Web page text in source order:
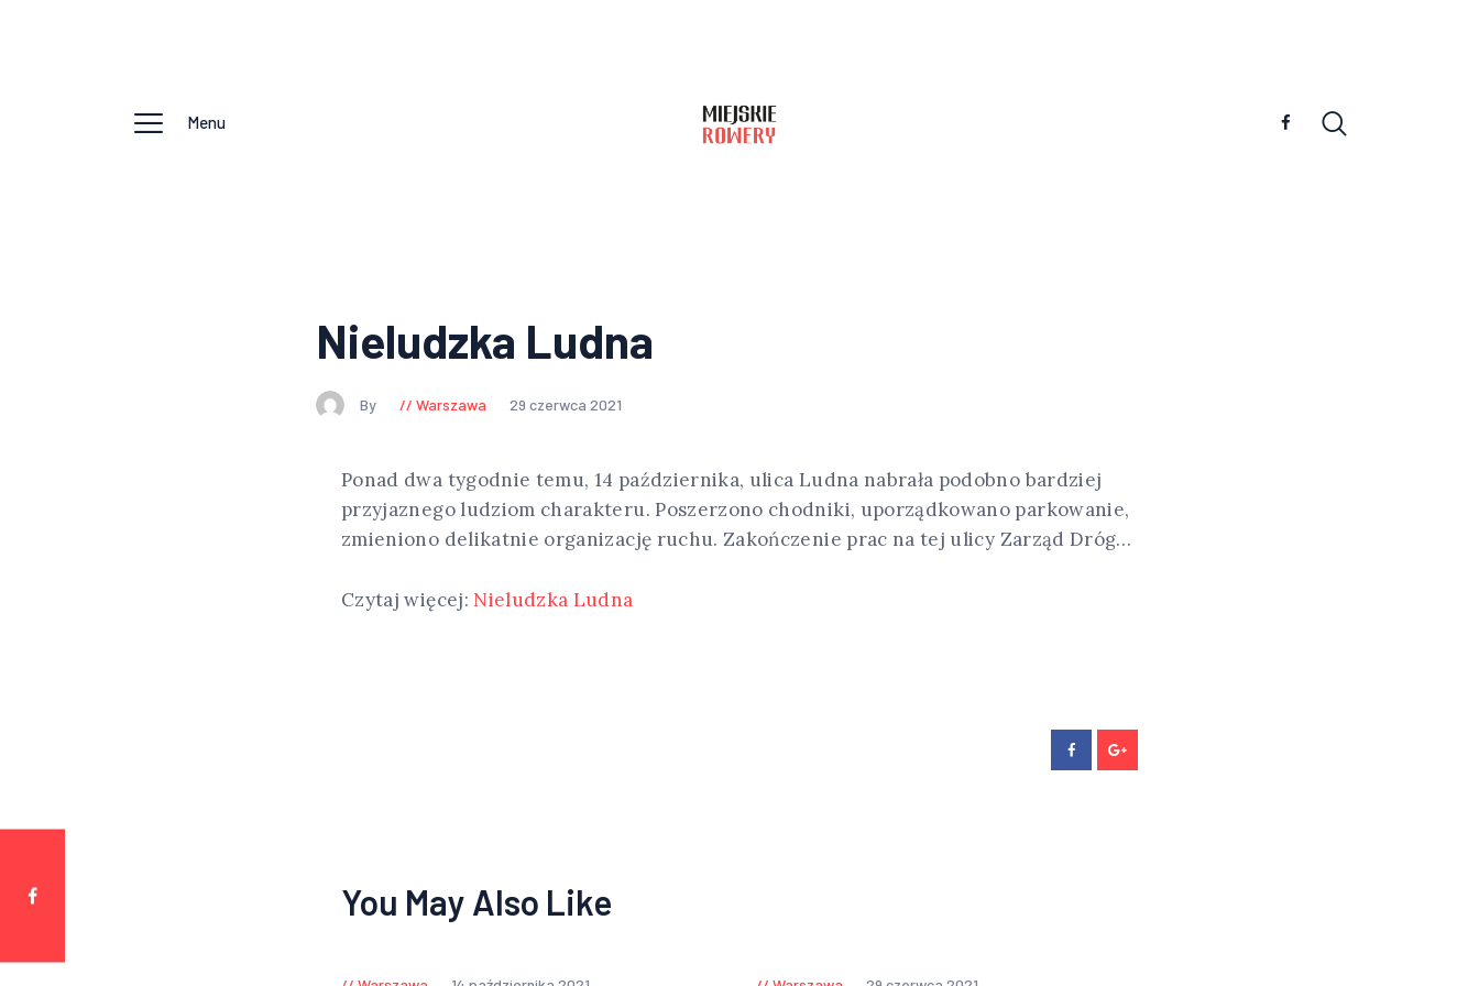
Menu
Nieludzka Ludna
By Warszawa 29 czerwca 2021
Ponad dwa tygodnie temu, 14 października, ulica Ludna nabrała podobno bardziej
przyjaznego ludziom charakteru. Poszerzono chodniki, uporządkowano parkowanie,
zmieniono delikatnie organizację ruchu. Zakończenie prac na tej ulicy Zarząd Dróg…
Czytaj więcej: Nieludzka Ludna
You May Also Like